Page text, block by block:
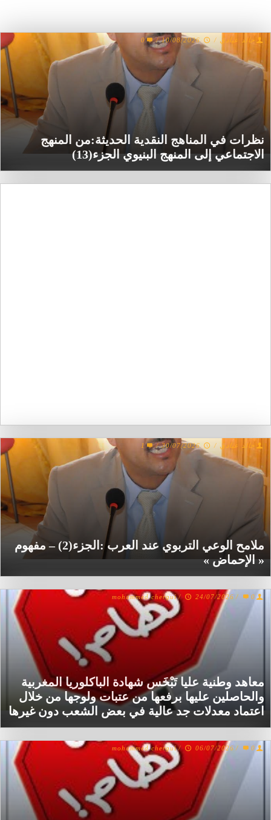
نظرات في المناهج النقدية الحديثة:من المنهج
الاجتماعي إلى المنهج البنيوي الجزء(13)
خالد عيادي /
10/08/2026
/
0
ملامح الوعي التربوي عند العرب :الجزء(2) – مفهوم
« الإحماض »
خالد عيادي /
30/07/2026
/
1
معاهد وطنية عليا تَبْخَس شهادة الباكلوريا المغربية
والحاصلين عليها برفعها من عتبات ولوجها من خلال
اعتماد معدلات جد عالية في بعض الشعب دون غيرها
mohammed chergui / 24/07/2026 / 0
mohammed chergui / 06/07/2026 / 0